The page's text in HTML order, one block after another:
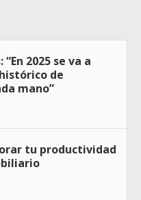
2025 se va a
de
mano”
tu productividad